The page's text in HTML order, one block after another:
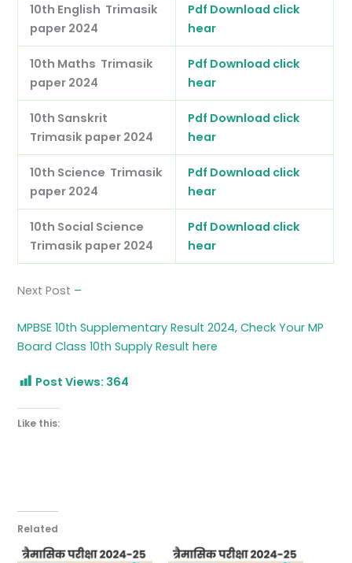
10th English Trimasik
paper 2024
Pdf Download click
hear
10th Maths Trimasik
paper 2024
Pdf Download click
hear
10th Sanskrit
Trimasik paper 2024
Pdf Download click
hear
10th Science Trimasik
paper 2024
Pdf Download click
hear
10th Social Science
Trimasik paper 2024
Pdf Download click
hear
Next Post –
MPBSE 10th Supplementary Result 2024, Check Your MP
Board Class 10th Supply Result here
Post Views: 364
Like this:
Related